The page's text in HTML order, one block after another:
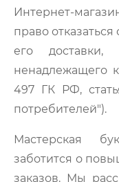
Интернет-
право
его доставки,
ненадлежащего
497 ГК РФ,
потребителей").
Мастерская
заботится о
заказов. Мы